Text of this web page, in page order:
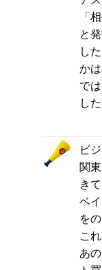
「
と
し
か
で
した
ビ
関
きて
ベ
を
こ
あ